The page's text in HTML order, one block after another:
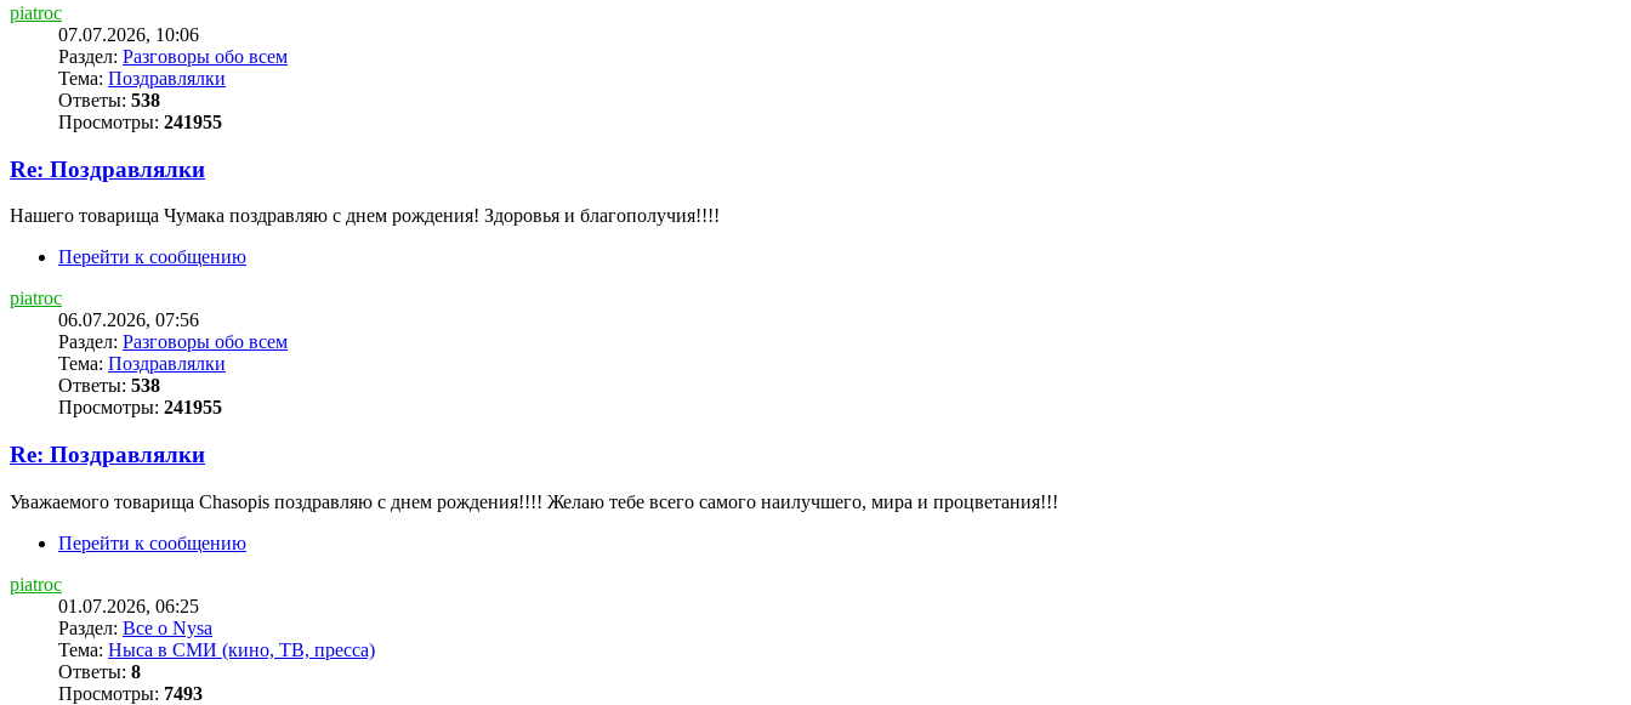
piatroc
07.07.2026, 10:06
Раздел: Разговоры обо всем
Тема: Поздравлялки
Ответы: 538
Просмотры: 241955
Re: Поздравлялки
Нашего товарища Чумака поздравляю с днем рождения! Здоровья и благополучия!!!!
Перейти к сообщению
piatroc
06.07.2026, 07:56
Раздел: Разговоры обо всем
Тема: Поздравлялки
Ответы: 538
Просмотры: 241955
Re: Поздравлялки
Уважаемого товарища Chasopis поздравляю с днем рождения!!!! Желаю тебе всего самого наилучшего, мира и процветания!!!
Перейти к сообщению
piatroc
01.07.2026, 06:25
Раздел: Все о Nysa
Тема: Ныса в СМИ (кино, ТВ, пресса)
Ответы: 8
Просмотры: 7493